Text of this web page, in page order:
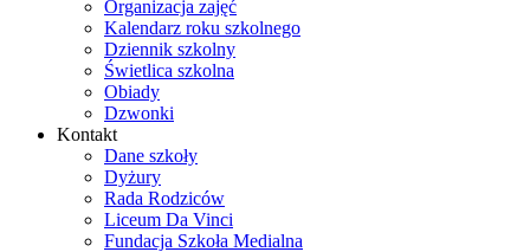
Organizacja zajęć
Kalendarz roku szkolnego
Dziennik szkolny
Świetlica szkolna
Obiady
Dzwonki
Kontakt
Dane szkoły
Dyżury
Rada Rodziców
Liceum Da Vinci
Fundacja Szkoła Medialna